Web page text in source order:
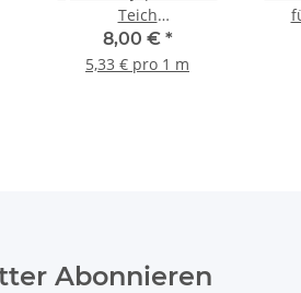
Teich
Belüftungsschlauch Ø
25 x 4 mm
8,00 € *
5,33 € pro 1 m
Abonnieren